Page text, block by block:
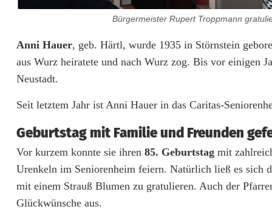
b
u
s
t
a
Bürgermeister Rupert Troppmann
Anni Hauer, geb. Härtl, wurde 1935 in Störnstein
aus Wurz heiratete und nach Wurz zog. Bis vor einigen
Neustadt.
Seit letztem Jahr ist Anni Hauer in das Caritas-
Geburtstag mit Familie und Freunden
Vor kurzem konnte sie ihren 85. Geburtstag mit
Urenkeln im Seniorenheim feiern. Natürlich ließ es sich
mit einem Strauß Blumen zu gratulieren. Auch der
Glückwünsche aus.